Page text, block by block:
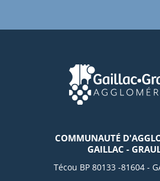
COMMUNAUTÉ
GAILLAC -
Técou BP 80133 -81604 -